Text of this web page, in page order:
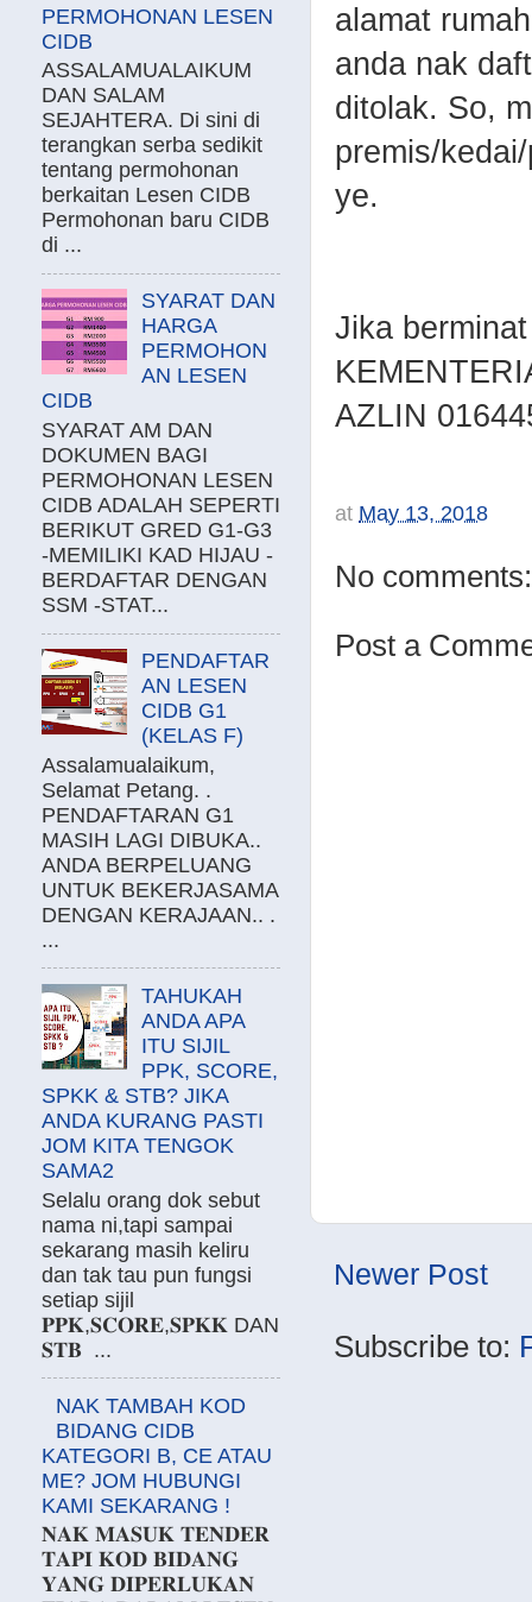
alamat
anda nak
ditolak. So,
premis/
ye.
Jika
AZLIN
at May 13, 2018
No comments:
Post a
Newer Post
Subscribe to:
PERMOHONAN LESEN
CIDB
ASSALAMUALAIKUM
DAN SALAM
SEJAHTERA. Di sini di
terangkan serba sedikit
tentang permohonan
berkaitan Lesen CIDB
Permohonan baru CIDB
di ...
SYARAT DAN
HARGA
PERMOHON
AN LESEN
CIDB
SYARAT AM DAN
DOKUMEN BAGI
PERMOHONAN LESEN
CIDB ADALAH SEPERTI
BERIKUT GRED G1-G3
-MEMILIKI KAD HIJAU -
BERDAFTAR DENGAN
SSM -STAT...
PENDAFTAR
AN LESEN
CIDB G1
(KELAS F)
Assalamualaikum,
Selamat Petang. .
PENDAFTARAN G1
MASIH LAGI DIBUKA..
ANDA BERPELUANG
UNTUK BEKERJASAMA
DENGAN KERAJAAN.. .
...
TAHUKAH
ANDA APA
ITU SIJIL
PPK, SCORE,
SPKK & STB? JIKA
ANDA KURANG PASTI
JOM KITA TENGOK
SAMA2
Selalu orang dok sebut
nama ni,tapi sampai
sekarang masih keliru
dan tak tau pun fungsi
setiap sijil
𝐏𝐏𝐊,𝐒𝐂𝐎𝐑𝐄,𝐒𝐏𝐊𝐊 DAN
𝐒𝐓𝐁 ...
NAK TAMBAH KOD
BIDANG CIDB
KATEGORI B, CE ATAU
ME? JOM HUBUNGI
KAMI SEKARANG !
𝐍𝐀𝐊 𝐌𝐀𝐒𝐔𝐊 𝐓𝐄𝐍𝐃𝐄𝐑
𝐓𝐀𝐏𝐈 𝐊𝐎𝐃 𝐁𝐈𝐃𝐀𝐍𝐆
𝐘𝐀𝐍𝐆 𝐃𝐈𝐏𝐄𝐑𝐋𝐔𝐊𝐀𝐍